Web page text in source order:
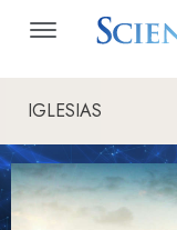
IGLESIAS